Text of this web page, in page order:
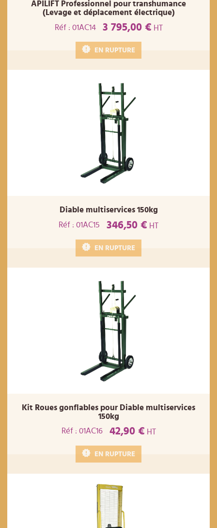
APILIFT Professionnel pour transhumance
(Levage et déplacement électrique)
Réf : 01AC14
3 795,00 € HT
EN RUPTURE
Diable multiservices 150kg
Réf : 01AC15
346,50 € HT
EN RUPTURE
Kit Roues gonflables pour Diable multiservices
150kg
Réf : 01AC16
42,90 € HT
EN RUPTURE